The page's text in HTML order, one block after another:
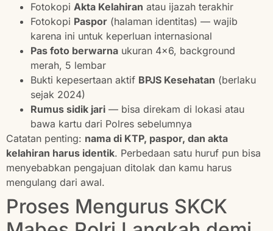
Fotokopi Akta Kelahiran atau ijazah terakhir
Fotokopi Paspor (halaman identitas) — wajib
karena ini untuk keperluan internasional
Pas foto berwarna ukuran 4×6, background
merah, 5 lembar
Bukti kepesertaan aktif BPJS Kesehatan (berlaku
sejak 2024)
Rumus sidik jari — bisa direkam di lokasi atau
bawa kartu dari Polres sebelumnya
Catatan penting: nama di KTP, paspor, dan akta
kelahiran harus identik. Perbedaan satu huruf pun bisa
menyebabkan pengajuan ditolak dan kamu harus
mengulang dari awal.
Proses Mengurus SKCK